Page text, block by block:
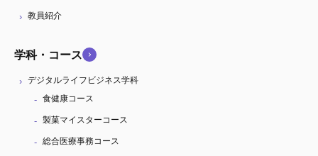
教員紹介
学科・コース
デジタルライフビジネス学科
食健康コース
製菓マイスターコース
総合医療事務コース